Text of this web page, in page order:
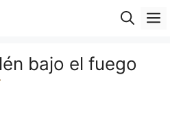
bajo el fuego